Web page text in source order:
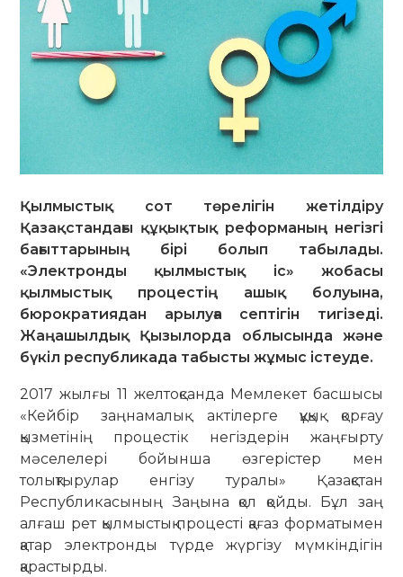
Қылмыстық сот төрелігін жетілдіру
Қазақстандағы құқықтық реформаның негізгі
бағыттарының бірі болып табылады.
«Электронды қылмыстық іс» жобасы
қылмыстық процестің ашық болуына,
бюрократиядан арылуға септігін тигізеді.
Жаңашылдық Қызылорда облысында және
бүкіл республикада табысты жұмыс істеуде.
2017 жылғы 11 желтоқсанда Мемлекет басшысы
«Кейбір заңнамалық актілерге құқық қорғау
қызметінің процестік негіздерін жаңғырту
мәселелері бойынша өзгерістер мен
толықтырулар енгізу туралы» Қазақстан
Республикасының Заңына қол қойды. Бұл заң
алғаш рет қылмыстық процесті қағаз форматымен
қатар электронды түрде жүргізу мүмкіндігін
қарастырды.